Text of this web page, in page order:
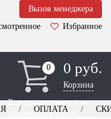
Вызов менеджера
Избранное
0
0 0 руб.
Корзина
Выезд менеджера для
оформления заказа
ОПЛАТА